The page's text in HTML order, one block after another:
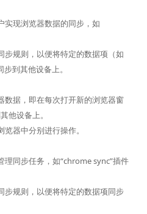
实现浏览器数据的同步，如
步规则，以便将特定的数据项（如
到其他设备上。
数据，即在每次打开新的浏览器窗
他设备上。
器中分别进行操作。
理同步任务，如“chrome sync”插件
步规则，以便将特定的数据项同步